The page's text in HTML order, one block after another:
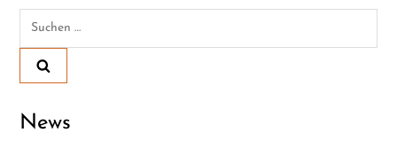
t
r
g
Suchen
News